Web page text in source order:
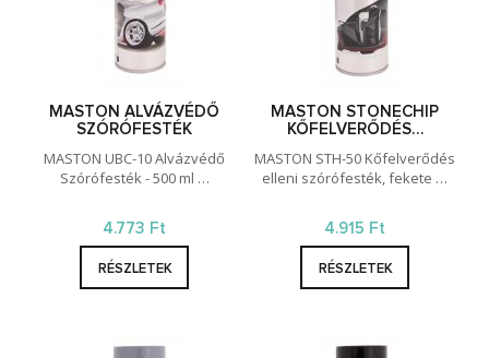
MASTON ALVÁZVÉDŐ
SZÓRÓFESTÉK
MASTON UBC-10 Alvázvédő
Szórófesték - 500 ml …
4.773 Ft
RÉSZLETEK
MASTON STONECHIP
KŐFELVERŐDÉS…
MASTON STH-50 Kőfelverődés
elleni szórófesték, fekete …
4.915 Ft
RÉSZLETEK